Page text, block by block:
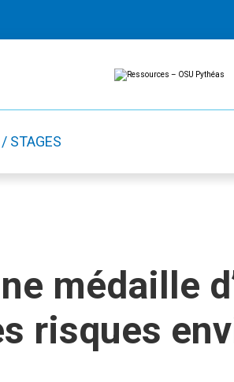
OSU
Ressources
STAGES
médaille
risques